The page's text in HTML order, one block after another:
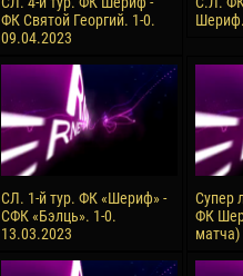
ФК Святой Георгий. 1-0.
09.04.2023
СЛ. 1-й тур. ФК «Шериф» -
СФК «Бэлць». 1-0.
13.03.2023
Супер
ФК